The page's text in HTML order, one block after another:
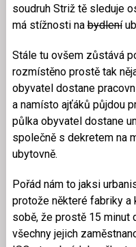
soudruh Striž tě sleduje
má stížnosti nabydlení
Stále tu ovšem zůstává
rozmístěno prostě tak
obyvatel dostane
a namísto ajťáků půjdou
půlka obyvatel dostane
společně s dekretem na
ubytovně.
Pořád nám to jaksi
protože některé fabriky a
sobě, že prostě 15 minut
všechny jejich